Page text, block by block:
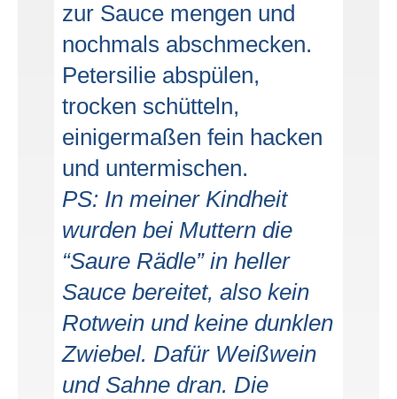
zur Sauce mengen und
nochmals abschmecken.
Petersilie abspülen,
trocken schütteln,
einigermaßen fein hacken
und untermischen.
PS: In meiner Kindheit
wurden bei Muttern die
“Saure Rädle” in heller
Sauce bereitet, also kein
Rotwein und keine dunklen
Zwiebel. Dafür Weißwein
und Sahne dran. Die